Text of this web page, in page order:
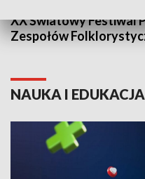
XX Światowy Festiwal
Zespołów
NAUKA I EDUKACJA